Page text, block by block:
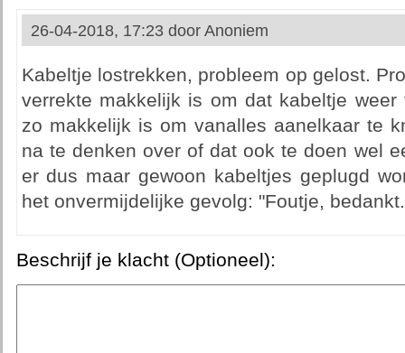
26-04-2018, 17:23 door Anoniem
Kabeltje lostrekken, probleem op gelost.
verrekte makkelijk is om dat kabeltje
zo makkelijk is om vanalles aanelkaar te
na te denken over of dat ook te doen wel
er dus maar gewoon kabeltjes geplugd
het onvermijdelijke gevolg: "Foutje,
Beschrijf je klacht (Optioneel):